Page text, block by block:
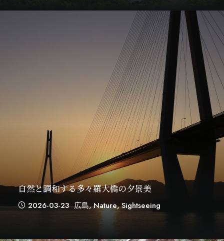
自然と調和する多々羅大橋の夕景美
2026-03-23 広島,Nature,Sightseeing